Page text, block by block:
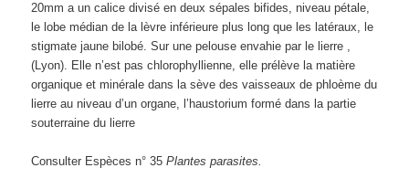
20mm a un calice divisé en deux sépales bifides, niveau pétale,
le lobe médian de la lèvre inférieure plus long que les latéraux, le
stigmate jaune bilobé. Sur une pelouse envahie par le lierre ,
(Lyon). Elle n’est pas chlorophyllienne, elle prélève la matière
organique et minérale dans la sève des vaisseaux de phloème du
lierre au niveau d’un organe, l’haustorium formé dans la partie
souterraine du lierre
Consulter Espèces n° 35Plantes parasites.